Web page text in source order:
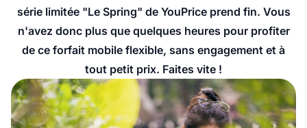
série limitée "Le Spring" de YouPrice prend fin. Vous
n'avez donc plus que quelques heures pour profiter
de ce forfait mobile flexible, sans engagement et à
tout petit prix. Faites vite !